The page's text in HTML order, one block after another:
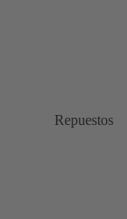
Repuestos